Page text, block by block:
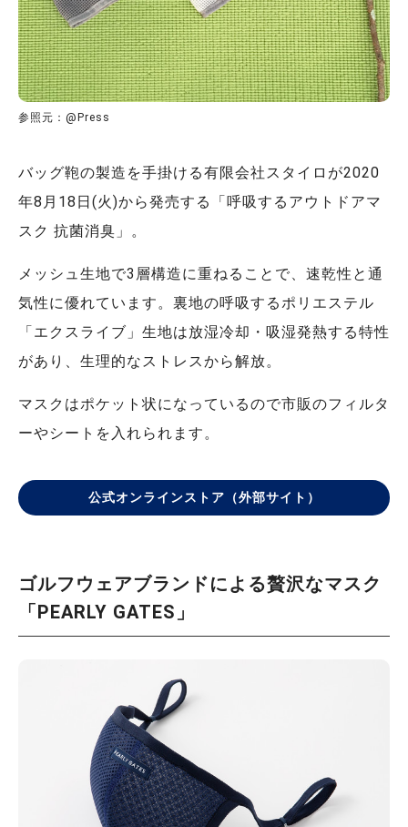
参照元：@Press
バッグ鞄の製造を手掛ける有限会社スタイロが2020
年8月18日(火)から発売する「呼吸するアウトドアマ
スク 抗菌消臭」。
メッシュ生地で3層構造に重ねることで、速乾性と通
気性に優れています。裏地の呼吸するポリエステル
「エクスライブ」生地は放湿冷却・吸湿発熱する特性
があり、生理的なストレスから解放。
マスクはポケット状になっているので市販のフィルタ
ーやシートを入れられます。
公式オンラインストア（外部サイト）
ゴルフウェアブランドによる贅沢なマスク
「PEARLY GATES」